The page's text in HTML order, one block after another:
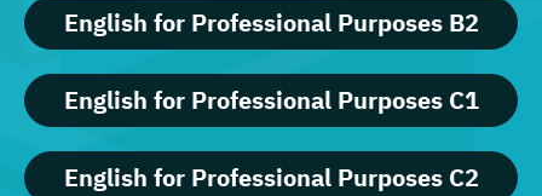
English for Professional Purposes B2
English for Professional Purposes C1
English for Professional Purposes C2